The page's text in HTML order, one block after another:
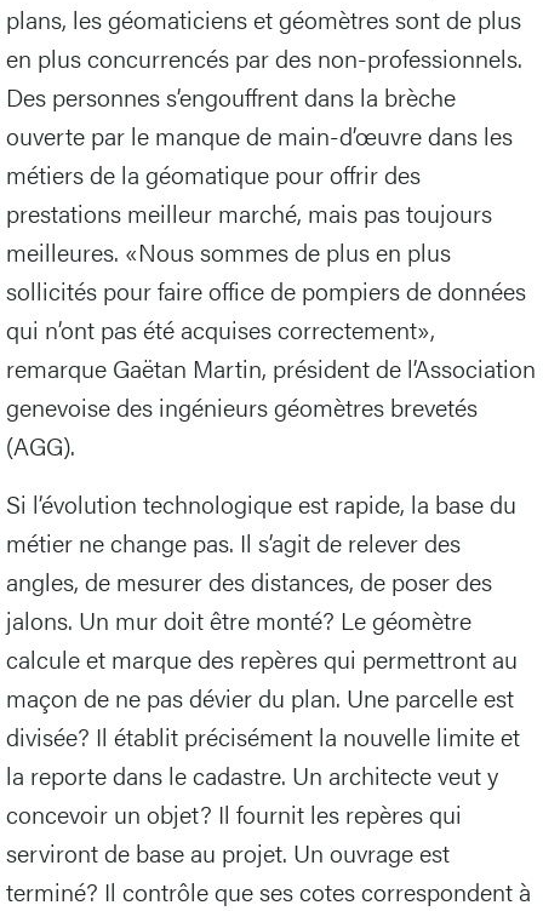
plans, les géomaticiens et géomètres sont de plus
en plus concurrencés par des non-professionnels.
Des personnes s’engouffrent dans la brèche
ouverte par le manque de main-d’œuvre dans les
métiers de la géomatique pour offrir des
prestations meilleur marché, mais pas toujours
meilleures. «Nous sommes de plus en plus
sollicités pour faire office de pompiers de données
qui n’ont pas été acquises correctement»,
remarque Gaëtan Martin, président de l’Association
genevoise des ingénieurs géomètres brevetés
(AGG).
Si l’évolution technologique est rapide, la base du
métier ne change pas. Il s’agit de relever des
angles, de mesurer des distances, de poser des
jalons. Un mur doit être monté? Le géomètre
calcule et marque des repères qui permettront au
maçon de ne pas dévier du plan. Une parcelle est
divisée? Il établit précisément la nouvelle limite et
la reporte dans le cadastre. Un architecte veut y
concevoir un objet? Il fournit les repères qui
serviront de base au projet. Un ouvrage est
terminé? Il contrôle que ses cotes correspondent à